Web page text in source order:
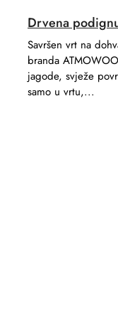
Drvena
Savršen vrt na
branda
jagode, svježe
samo u vrtu,...